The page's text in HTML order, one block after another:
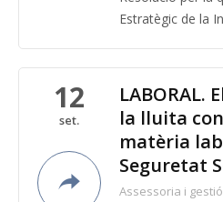
Estratègic de la
12
set.
LABORAL.
la lluita
matèria
Seguretat
Assessoria i